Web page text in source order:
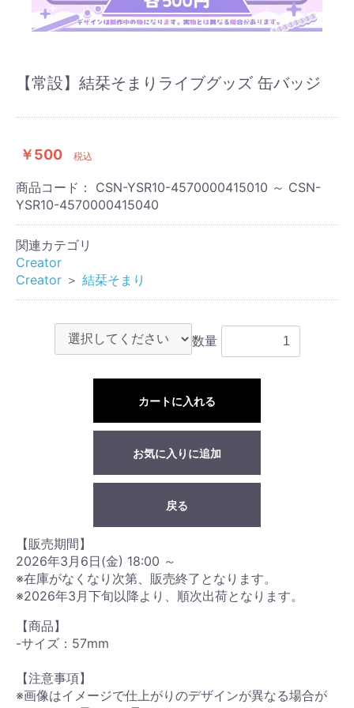
【常設】結栞そまりライブグッズ 缶バッジ
￥500 税込
商品コード： CSN-YSR10-4570000415010 ～ CSN-
YSR10-4570000415040
関連カテゴリ
Creator
Creator ＞ 結栞そまり
数量
カートに入れる
お気に入りに追加
戻る
【販売期間】
2026年3月6日(金) 18:00 ～
※在庫がなくなり次第、販売終了となります。
※2026年3月下旬以降より、順次出荷となります。
【商品】
-サイズ：57mm
【注意事項】
※画像はイメージで仕上がりのデザインが異なる場合が